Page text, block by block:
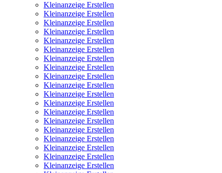
Kleinanzeige Erstellen
Kleinanzeige Erstellen
Kleinanzeige Erstellen
Kleinanzeige Erstellen
Kleinanzeige Erstellen
Kleinanzeige Erstellen
Kleinanzeige Erstellen
Kleinanzeige Erstellen
Kleinanzeige Erstellen
Kleinanzeige Erstellen
Kleinanzeige Erstellen
Kleinanzeige Erstellen
Kleinanzeige Erstellen
Kleinanzeige Erstellen
Kleinanzeige Erstellen
Kleinanzeige Erstellen
Kleinanzeige Erstellen
Kleinanzeige Erstellen
Kleinanzeige Erstellen